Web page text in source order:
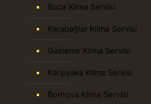
Buca Klima Servisi
Karabağlar Klima Servisi
Gaziemir Klima Servisi
Karşıyaka Klima Servisi
Bornova Klima Servisi